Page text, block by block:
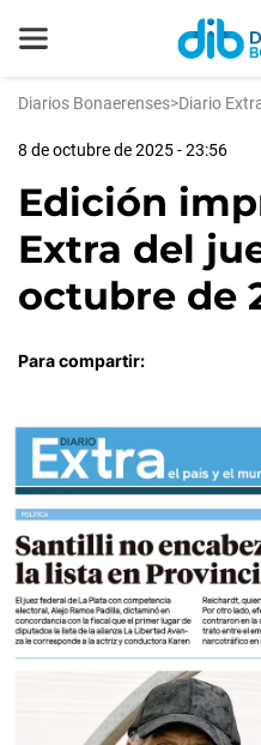
Diarios Bonaerenses>Diario
8 de octubre de 2025 - 23:56
Edición
Extra del
octubre de
Para compartir: